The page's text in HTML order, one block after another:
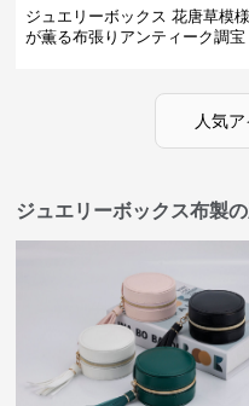
ジュエリーボックス 花唐草模様
が薫る布張りアンティーク調宝
人気
ジュエリーボックス布製